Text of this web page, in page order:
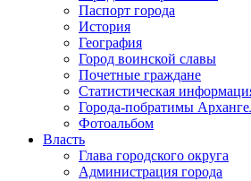
Паспорт города
История
География
Город воинской славы
Почетные граждане
Статистическая
Города-побратимы
Фотоальбом
Власть
Глава городского округа
Администрация города